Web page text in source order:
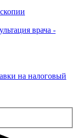
врача -
на налоговый